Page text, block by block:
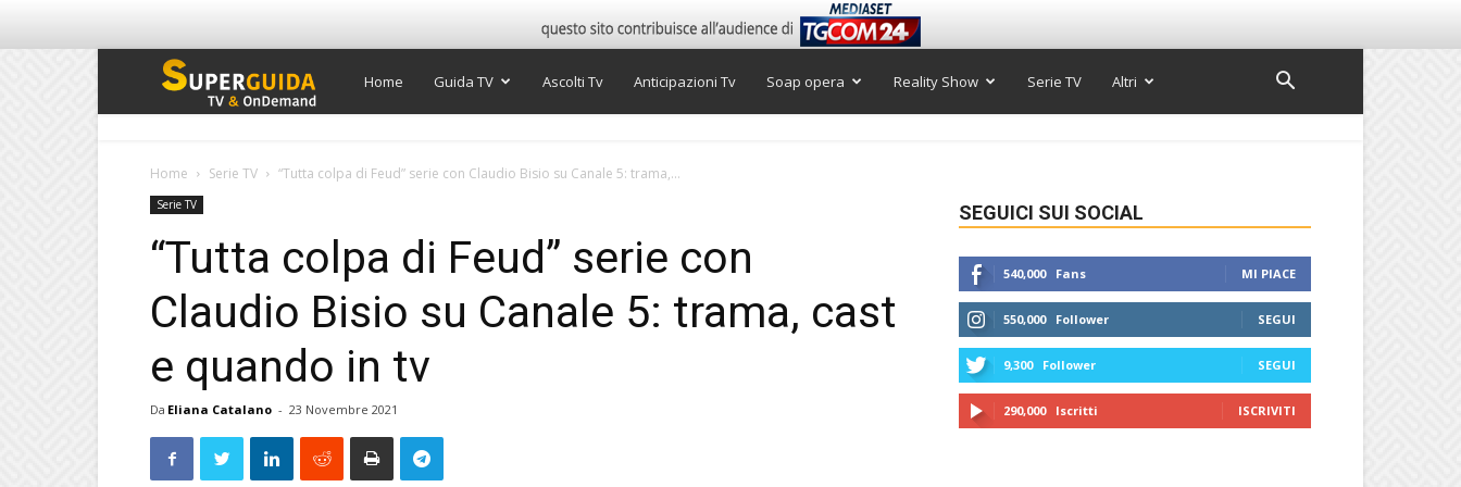
Super
Home Guida TV Ascolti Tv Anticipazioni Tv Soap opera Reality Show Serie TV Altri
Home Serie TV “Tutta colpa di Feud” serie con Claudio Bisio su Canale 5: trama,...
Serie TV
“Tutta colpa di Feud” serie con
Claudio Bisio su Canale 5: trama, cast
e quando in tv
Da Eliana Catalano - 23 Novembre 2021
SEGUICI SUI SOCIAL
540,000 Fans MI PIACE
550,000 Follower SEGUI
9,300 Follower SEGUI
290,000 Iscritti ISCRIVITI